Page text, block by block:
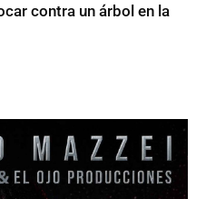
contra un árbol en la